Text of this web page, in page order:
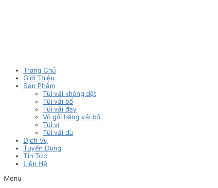
Trang Chủ
Giới Thiệu
Sản Phẩm
Túi vải không dệt
Túi vải bố
Túi vải đay
Vỏ gối bằng vải bố
Túi ví
Túi vải dù
Dịch Vụ
Tuyển Dụng
Tin Tức
Liên Hệ
Menu